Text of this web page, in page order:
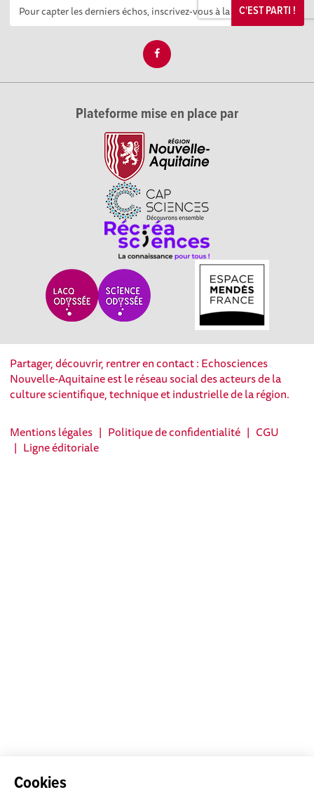
Cookies
C'EST PARTI !
Plateforme mise en place par
Partager, découvrir, rentrer en contact : Echosciences
Nouvelle-Aquitaine est le réseau social des acteurs de la
culture scientifique, technique et industrielle de la région.
Mentions légales | Politique de confidentialité | CGU
| Ligne éditoriale